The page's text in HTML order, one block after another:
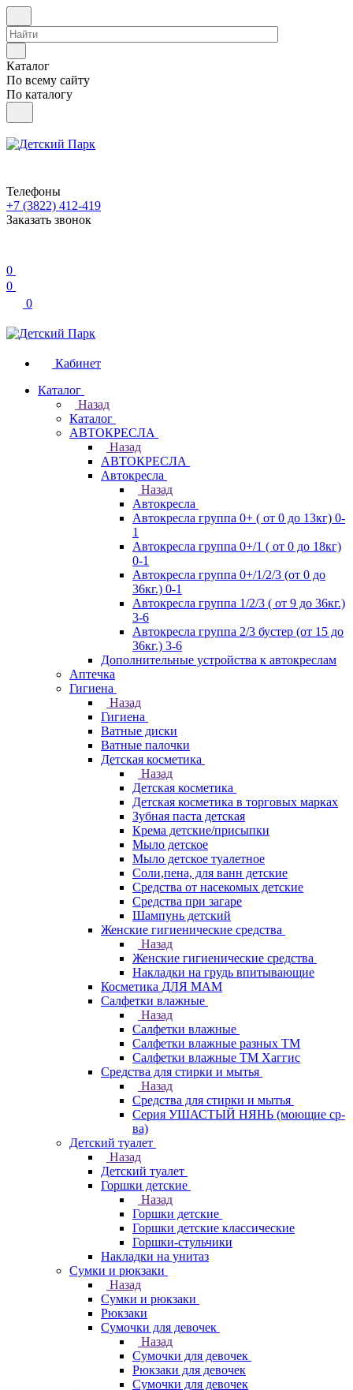
Каталог
По всему сайту
По каталогу
Телефоны
+7 (3822) 412-419
Заказать звонок
0
0
0
Кабинет
Каталог
Назад
Каталог
АВТОКРЕСЛА
Назад
АВТОКРЕСЛА
Автокресла
Назад
Автокресла
Автокресла группа 0+ ( от 0 до 13кг) 0-
1
Автокресла группа 0+/1 ( от 0 до 18кг)
0-1
Автокресла группа 0+/1/2/3 (от 0 до
36кг.) 0-1
Автокресла группа 1/2/3 ( от 9 до 36кг.)
3-6
Автокресла группа 2/3 бустер (от 15 до
36кг.) 3-6
Дополнительные устройства к автокреслам
Аптечка
Гигиена
Назад
Гигиена
Ватные диски
Ватные палочки
Детская косметика
Назад
Детская косметика
Детская косметика в торговых марках
Зубная паста детская
Крема детские/присыпки
Мыло детское
Мыло детское туалетное
Соли,пена, для ванн детские
Средства от насекомых детские
Средства при загаре
Шампунь детский
Женские гигиенические средства
Назад
Женские гигиенические средства
Накладки на грудь впитывающие
Косметика ДЛЯ МАМ
Салфетки влажные
Назад
Салфетки влажные
Салфетки влажные разных ТМ
Салфетки влажные ТМ Хаггис
Средства для стирки и мытья
Назад
Средства для стирки и мытья
Серия УШАСТЫЙ НЯНЬ (моющие ср-
ва)
Детский туалет
Назад
Детский туалет
Горшки детские
Назад
Горшки детские
Горшки детские классические
Горшки-стульчики
Накладки на унитаз
Сумки и рюкзаки
Назад
Сумки и рюкзаки
Рюкзаки
Сумочки для девочек
Назад
Сумочки для девочек
Рюкзаки для девочек
Сумочки для девочек